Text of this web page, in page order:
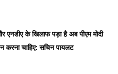
एनडीए के खिलाफ पड़ा है अब पीएम मोदी
करना चाहिए: सचिन पायलट